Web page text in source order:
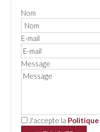
Nom
E-mail
Message
J'accepte la